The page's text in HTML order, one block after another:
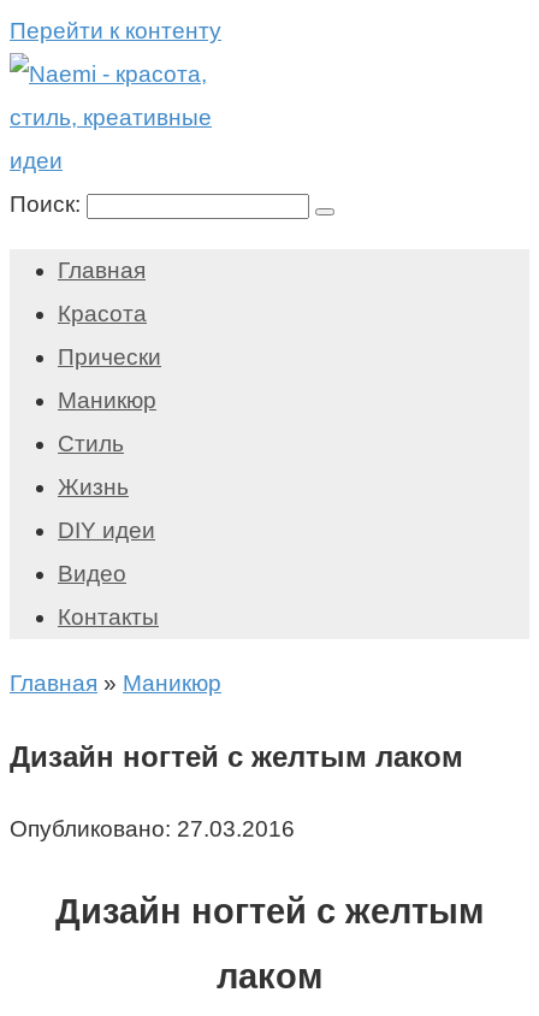
Перейти к контенту
Поиск:
Главная
Красота
Прически
Маникюр
Стиль
Жизнь
DIY идеи
Видео
Контакты
Главная » Маникюр
Дизайн ногтей с желтым лаком
Опубликовано: 27.03.2016
Дизайн ногтей с желтым
лаком